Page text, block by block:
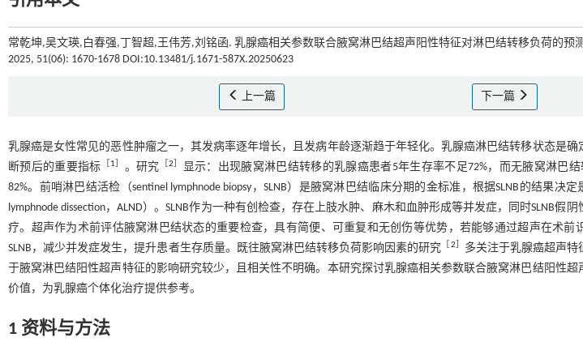
常乾坤,吴文瑛,白春强,丁智超,王伟芳,刘铭函. 乳腺癌相关参数联合腋窝淋巴结超声阳性特征对淋巴结转移负荷的预
2025, 51(06): 1670-1678 DOI:10.13481/j.1671-587X.20250623
上一篇 下一篇
乳腺癌是女性常见的恶性肿瘤之一，其发病率逐年增长，且发病年龄逐渐趋于年轻化。乳腺癌淋巴结转移状态是确
断预后的重要指标
1 。研究 ［2
显示：出现腋窝淋巴结转移的乳腺癌患者5年生存率不足72%，而无腋窝淋巴
82%。前哨淋巴结活检（sentinel lymphnode biopsy，SLNB）是腋窝淋巴结临床分期的金标准，根据SLNB的结果决
lymphnode dissection，ALND）。SLNB作为一种有创检查，存在上肢水肿、麻木和血肿形成等并发症，同时SLNB假
疗。超声作为术前评估腋窝淋巴结状态的重要检查，具有简便、可重复和无创伤等优势，若能够通过超声在术前
SLNB，减少并发症发生，提升患者生存质量。既往腋窝淋巴结转移负荷影响因素的研究
2
多关注于乳腺癌超声
于腋窝淋巴结阳性超声特征的影响研究较少，且相关性不明确。本研究探讨乳腺癌相关参数联合腋窝淋巴结阳性超
价值，为乳腺癌个体化治疗提供参考。
1 资料与方法